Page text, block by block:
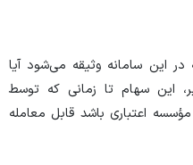
این سامانه وثیقه می‌شود آیا
این سهام تا زمانی که توسط
اعتباری باشد قابل معامله